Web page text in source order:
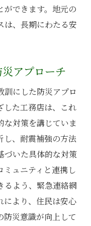
ができます。地元の
は、長期にわたる安
アプローチ
訓にした防災アプロ
した工務店は、これ
な対策を講じていま
し、耐震補強の方法
づいた具体的な対策
ミュニティと連携し
るよう、緊急連絡網
により、住民は安心
防災意識が向上して